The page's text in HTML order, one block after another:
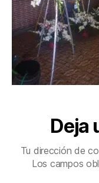
Deja
Tu dirección de
Los campos